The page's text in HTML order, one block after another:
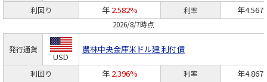
利回り 年 2.582% 利率 年
2026/8/7時点
発行通貨
USD
農林中央金庫米ドル建 利付債
利回り 年 2.396% 利率 年